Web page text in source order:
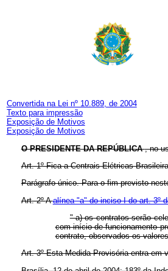
Convertida na Lei nº 10.889, de 2004
Texto para impressão
Exposição de Motivos
Exposição de Motivos
O PRESIDENTE DA REPÚBLICA, no
Art. 1º Fica a Centrais Elétricas
Parágrafo único. Para o fim previsto
Art. 2ºAalínea "a" do inciso I do art. 3º
"a) os contratos serão
com início de funcionamento
contrato, observados os
Art. 3º Esta Medida Provisória entra em